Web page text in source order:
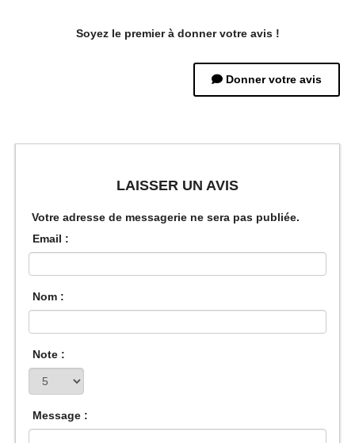
Soyez le premier à donner votre avis !
Donner votre avis
LAISSER UN AVIS
Votre adresse de messagerie ne sera pas publiée.
Email :
Nom :
Note :
Message :